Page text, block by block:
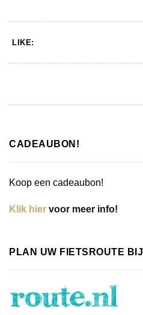
LIKE:
CADEAUBON!
Koop een cadeaubon!
Klik hier voor meer info!
PLAN UW FIETSROUTE